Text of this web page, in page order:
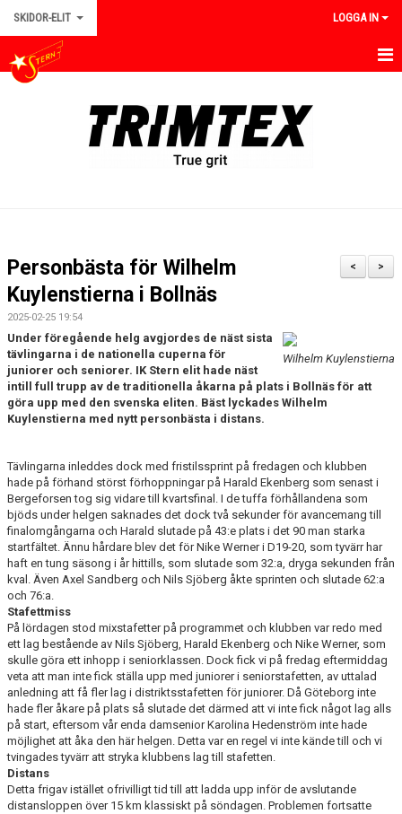
SKIDOR-ELIT LOGGA IN
BILDGALLERI
DOKUMENT
KONTAKT
>
<
Personbästa för Wilhelm
Kuylenstierna i Bollnäs
2025-02-25 19:54
Wilhelm Kuylenstierna
Under föregående helg avgjordes de näst sista
tävlingarna i de nationella cuperna för
juniorer och seniorer. IK Stern elit hade näst
intill full trupp av de traditionella åkarna på plats i Bollnäs för att
göra upp med den svenska eliten. Bäst lyckades Wilhelm
Kuylenstierna med nytt personbästa i distans.
Tävlingarna inleddes dock med fristilssprint på fredagen och klubben
hade på förhand störst förhoppningar på Harald Ekenberg som senast i
Bergeforsen tog sig vidare till kvartsfinal. I de tuffa förhållandena som
bjöds under helgen saknades det dock två sekunder för avancemang till
finalomgångarna och Harald slutade på 43:e plats i det 90 man starka
startfältet. Ännu hårdare blev det för Nike Werner i D19-20, som tyvärr har
haft en tung säsong i år hittills, som slutade som 32:a, dryga sekunden från
kval. Även Axel Sandberg och Nils Sjöberg åkte sprinten och slutade 62:a
och 76:a.
Stafettmiss
På lördagen stod mixstafetter på programmet och klubben var redo med
ett lag bestående av Nils Sjöberg, Harald Ekenberg och Nike Werner, som
skulle göra ett inhopp i seniorklassen. Dock fick vi på fredag eftermiddag
veta att man inte fick ställa upp med juniorer i seniorstafetten, av uttalad
anledning att få fler lag i distriktsstafetten för juniorer. Då Göteborg inte
hade fler åkare på plats så slutade det därmed att vi inte fick något lag alls
på start, eftersom vår enda damsenior Karolina Hedenström inte hade
möjlighet att åka den här helgen. Detta var en regel vi inte kände till och vi
tvingades tyvärr att stryka klubbens lag till stafetten.
Distans
Detta frigav istället ofrivilligt tid till att ladda upp inför de avslutande
distansloppen över 15 km klassiskt på söndagen. Problemen fortsatte